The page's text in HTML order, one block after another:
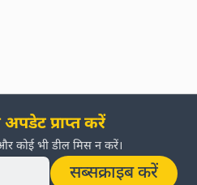
प्राप्त करें
कोई भी डील मिस न करें।
सब्सक्राइब करें